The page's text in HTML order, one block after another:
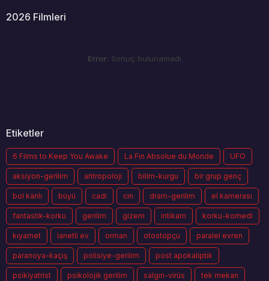
2026 Filmleri
Error: Sonuç bulunamadı
Etiketler
6 Films to Keep You Awake La Fin Absolue du Monde UFO
aksiyon-gerilim antropoloji bilim-kurgu bir grup genç
bol kanlı büyü cadı cin dram-gerilim el kamerası
fantastik-korku gerilim gizem intikam korku-komedi
kıyamet lanetli ev orman otostopçu paralel evren
paranoya-kaçış polisiye-gerilim post apokaliptik
psikiyatrist psikolojik gerilim salgın-virüs tek mekan